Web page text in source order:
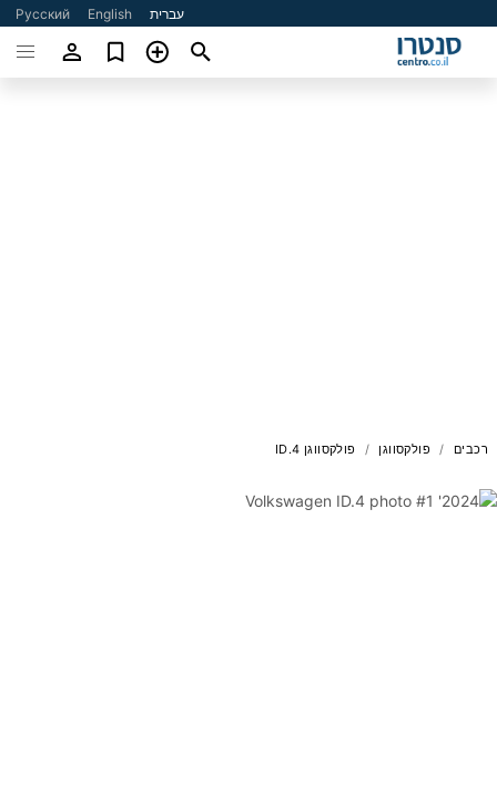
עברית English
Русский
רכבים פולקסווגן פולקסווגן ID.4